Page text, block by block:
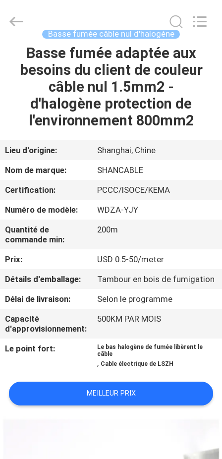
APERÇU
PRODUITS
VIDÉOS
VR
SHOW
A
PROPOS
DE
NOUS
VISITE
D'USINE
CONTRÔLE
DE
QUALITÉ
CONTACT
Cable
(Group)
Basse fumée câble nul d'halogène
Basse fumée adaptée aux
besoins du client de couleur
câble nul 1.5mm2 -
d'halogène protection de
l'environnement 800mm2
Lieu d'origine:
Shanghai, Chine
Nom de marque:
SHANCABLE
Certification:
PCCC/ISOCE/KEMA
Numéro de modèle:
WDZA-YJY
Quantité de
commande min:
200m
Prix:
USD 0.5-50/meter
Détails d'emballage:
Tambour en bois de fumigation
Délai de livraison:
Selon le programme
Capacité
d'approvisionnement:
500KM PAR MOIS
Le point fort:
Le bas halogène de fumée libèrent le
câble
, Cable électrique de LSZH
MEILLEUR PRIX